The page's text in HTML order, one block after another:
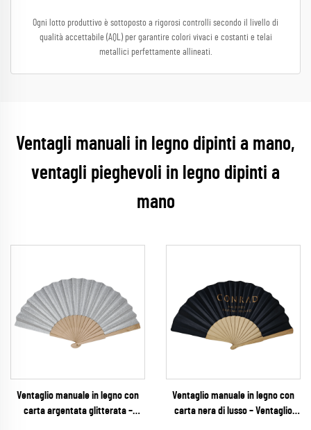
Ogni lotto produttivo è sottoposto a rigorosi controlli secondo il livello di
qualità accettabile (AQL) per garantire colori vivaci e costanti e telai
metallici perfettamente allineati.
Ventagli manuali in legno dipinti a mano,
ventagli pieghevoli in legno dipinti a
mano
Ventaglio manuale in legno con
carta argentata glitterata –
Ventaglio manuale in legno con
carta nera di lusso – Ventaglio